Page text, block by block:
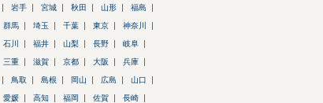
岩手 宮城 秋田 山形 福島
群馬 埼玉 千葉 東京 神奈川
石川 福井 山梨 長野 岐阜
三重 滋賀 京都 大阪 兵庫
鳥取 島根 岡山 広島 山口
愛媛 高知 福岡 佐賀 長崎